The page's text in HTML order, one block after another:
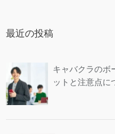
最近の投稿
キャバクラのボ
ットと注意点に